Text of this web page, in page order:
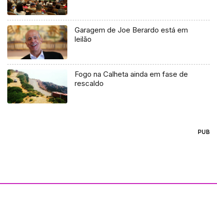
Garagem de Joe Berardo está em
leilão
Fogo na Calheta ainda em fase de
rescaldo
PUB